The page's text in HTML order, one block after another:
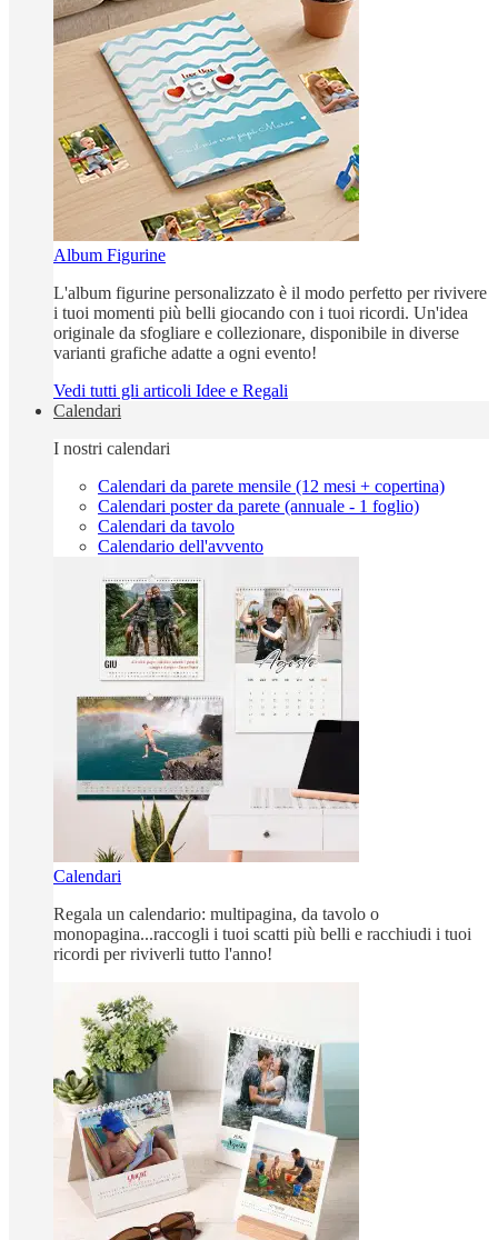
Album Figurine
L'album figurine personalizzato è il modo perfetto per rivivere
i tuoi momenti più belli giocando con i tuoi ricordi. Un'idea
originale da sfogliare e collezionare, disponibile in diverse
varianti grafiche adatte a ogni evento!
Vedi tutti gli articoli Idee e Regali
Calendari
I nostri calendari
Calendari da parete mensile (12 mesi + copertina)
Calendari poster da parete (annuale - 1 foglio)
Calendari da tavolo
Calendario dell'avvento
Calendari
Regala un calendario: multipagina, da tavolo o
monopagina...raccogli i tuoi scatti più belli e racchiudi i tuoi
ricordi per riviverli tutto l'anno!